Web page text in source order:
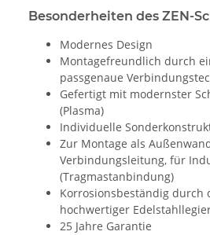
Besonderheiten des ZEN-
Modernes Design
Montagefreundlich durch
passgenaue
Gefertigt mit modernster
(Plasma)
Individuelle
Zur Montage als
Verbindungsleitung, für
(Tragmastanbindung)
Korrosionsbeständig durch
hochwertiger
25 Jahre Garantie